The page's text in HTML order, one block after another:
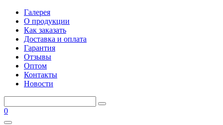
Галерея
О продукции
Как заказать
Доставка и оплата
Гарантия
Отзывы
Оптом
Контакты
Новости
0